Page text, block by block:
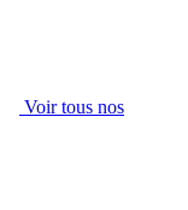
Voir tous nos